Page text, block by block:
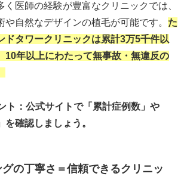
く医師の経験が豊富なクリニックでは、
や自然なデザインの植毛が可能です。 た
ドタワークリニックは累計3万5千件以
10年以上にわたって無事故・無違反の
ト：公式サイトで「累計症例数」や
を確認しましょう。
の丁寧さ＝信頼できるクリニッ